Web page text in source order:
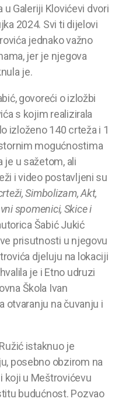
u Galeriji Klovićevi dvori
2024. Svi ti dijelovi
jednako važno
jer je njegova
je.
govoreći o izložbi
s kojim realizirala
izloženo 140 crteža i 1
mogućnostima
je u sažetom, ali
i video postavljeni su
Simbolizam, Akt,
spomenici, Skice i
Šabić Jukić
prisutnosti u njegovu
djeluju na lokaciji
je i Etno udruzi
Škola Ivan
otvaranju na čuvanju i
istaknuo je
posebno obzirom na
koji u Meštrovićevu
budućnost. Pozvao